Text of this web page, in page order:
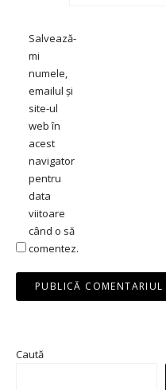
Salvează-
mi
numele,
emailul și
site-ul
web în
acest
navigator
pentru
data
viitoare
când o să
comentez.
Caută